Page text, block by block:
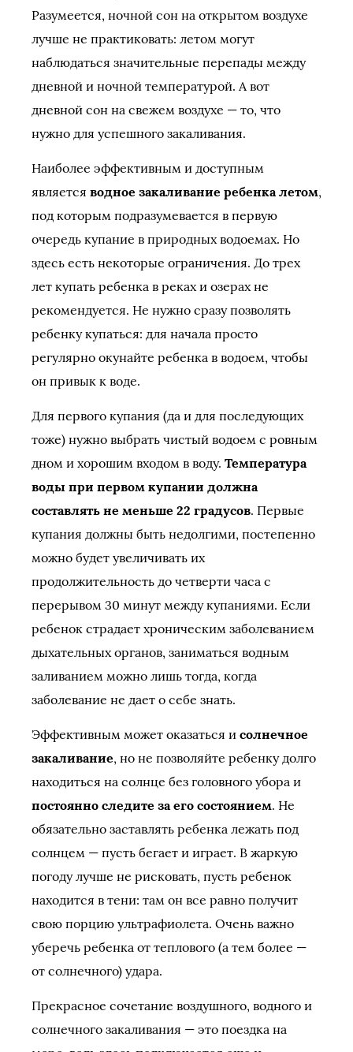
Разумеется, ночной сон на открытом воздухе
лучше не практиковать: летом могут
наблюдаться значительные перепады между
дневной и ночной температурой. А вот
дневной сон на свежем воздухе — то, что
нужно для успешного закаливания.
Наиболее эффективным и доступным
является водное закаливание ребенка летом,
под которым подразумевается в первую
очередь купание в природных водоемах. Но
здесь есть некоторые ограничения. До трех
лет купать ребенка в реках и озерах не
рекомендуется. Не нужно сразу позволять
ребенку купаться: для начала просто
регулярно окунайте ребенка в водоем, чтобы
он привык к воде.
Для первого купания (да и для последующих
тоже) нужно выбрать чистый водоем с ровным
дном и хорошим входом в воду. Температура
воды при первом купании должна
составлять не меньше 22 градусов. Первые
купания должны быть недолгими, постепенно
можно будет увеличивать их
продолжительность до четверти часа с
перерывом 30 минут между купаниями. Если
ребенок страдает хроническим заболеванием
дыхательных органов, заниматься водным
заливанием можно лишь тогда, когда
заболевание не дает о себе знать.
Эффективным может оказаться и солнечное
закаливание, но не позволяйте ребенку долго
находиться на солнце без головного убора и
постоянно следите за его состоянием. Не
обязательно заставлять ребенка лежать под
солнцем — пусть бегает и играет. В жаркую
погоду лучше не рисковать, пусть ребенок
находится в тени: там он все равно получит
свою порцию ультрафиолета. Очень важно
уберечь ребенка от теплового (а тем более —
от солнечного) удара.
Прекрасное сочетание воздушного, водного и
солнечного закаливания — это поездка на